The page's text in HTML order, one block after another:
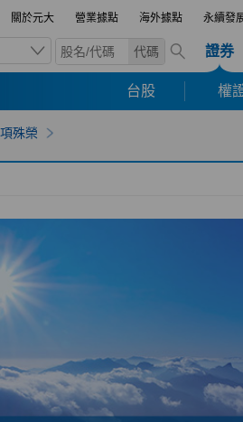
關於元大 營業據點 海外據點 永續發
代碼 證券
台股 權
殊榮